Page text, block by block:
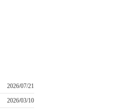
2026/07/21
2026/03/10